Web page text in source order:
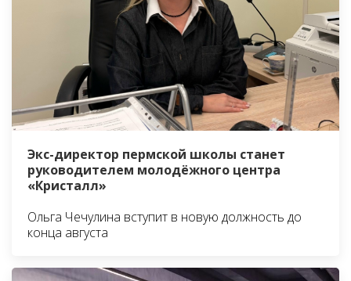
Экс-директор пермской школы станет
руководителем молодёжного центра
«Кристалл»
Ольга Чечулина вступит в новую должность до
конца августа